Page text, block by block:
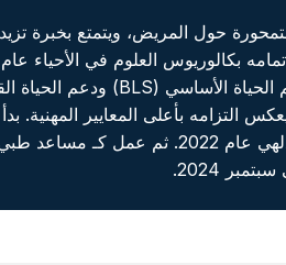
مرة عام 2018 وتم تجديدهما في عام 2024، ما يعكس
الدموية والجراحة العامة في مستشفى